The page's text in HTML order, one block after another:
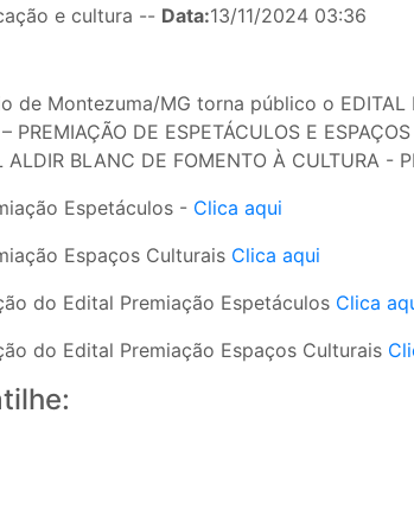
e cultura -- Data:13/11/2024 03:36
de Montezuma/MG torna público o EDITAL
PREMIAÇÃO DE ESPETÁCULOS E
ALDIR BLANC DE FOMENTO À CULTURA -
Espetáculos - Clica aqui
Espaços Culturais Clica aqui
do Edital Premiação Espetáculos Clica
do Edital Premiação Espaços Culturais